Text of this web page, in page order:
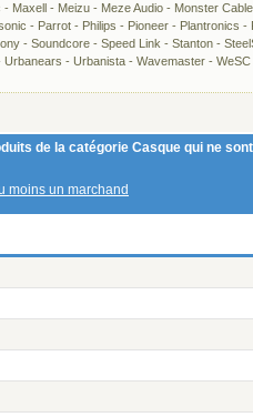
- Maxell - Meizu - Meze Audio - Monster Cable
- Parrot - Philips - Pioneer - Plantronics -
- Soundcore - Speed Link - Stanton -
Urbanears - Urbanista - Wavemaster - WeSC
de la catégorie Casque qui ne
moins un marchand